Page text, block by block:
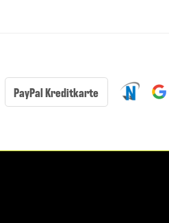
PayPal Kreditkarte